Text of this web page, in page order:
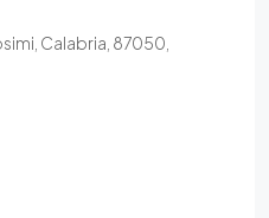
Calabria, 87050,